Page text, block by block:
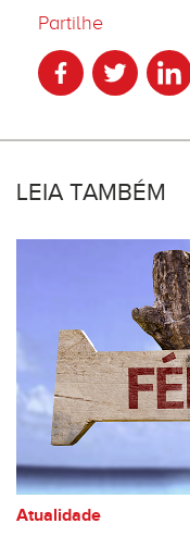
Partilhe
LEIA TAMBÉM
Atualidade